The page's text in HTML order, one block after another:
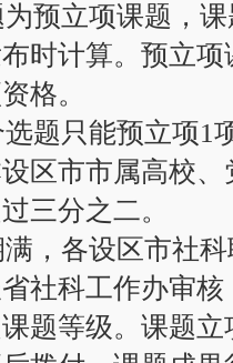
为预立项课题，
时计算。预立
格。
选题只能预立项
区市市属高校
三分之二。
满，各设区市社
社科工作办审
题等级。课题